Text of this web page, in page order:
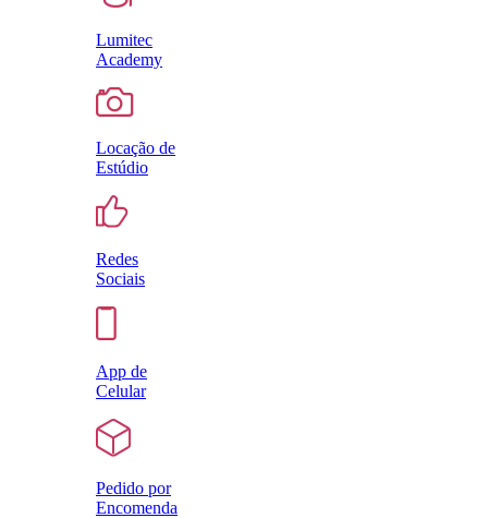
Lumitec
Academy
Locação de
Estúdio
Redes
Sociais
App de
Celular
Pedido por
Encomenda